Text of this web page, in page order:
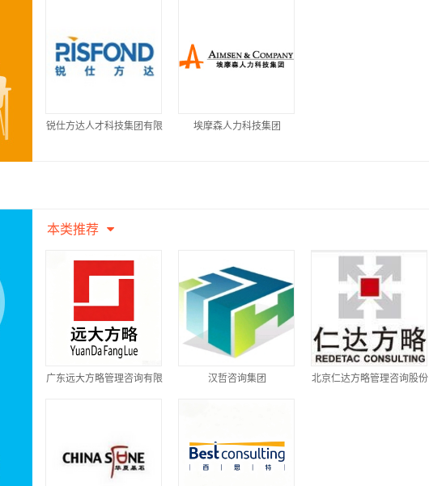
锐仕方达人才科技集团有限 埃摩森人力科技集团
本类推荐
广东远大方略管理咨询有限 汉哲咨询集团 北京仁达方略管理咨询股份